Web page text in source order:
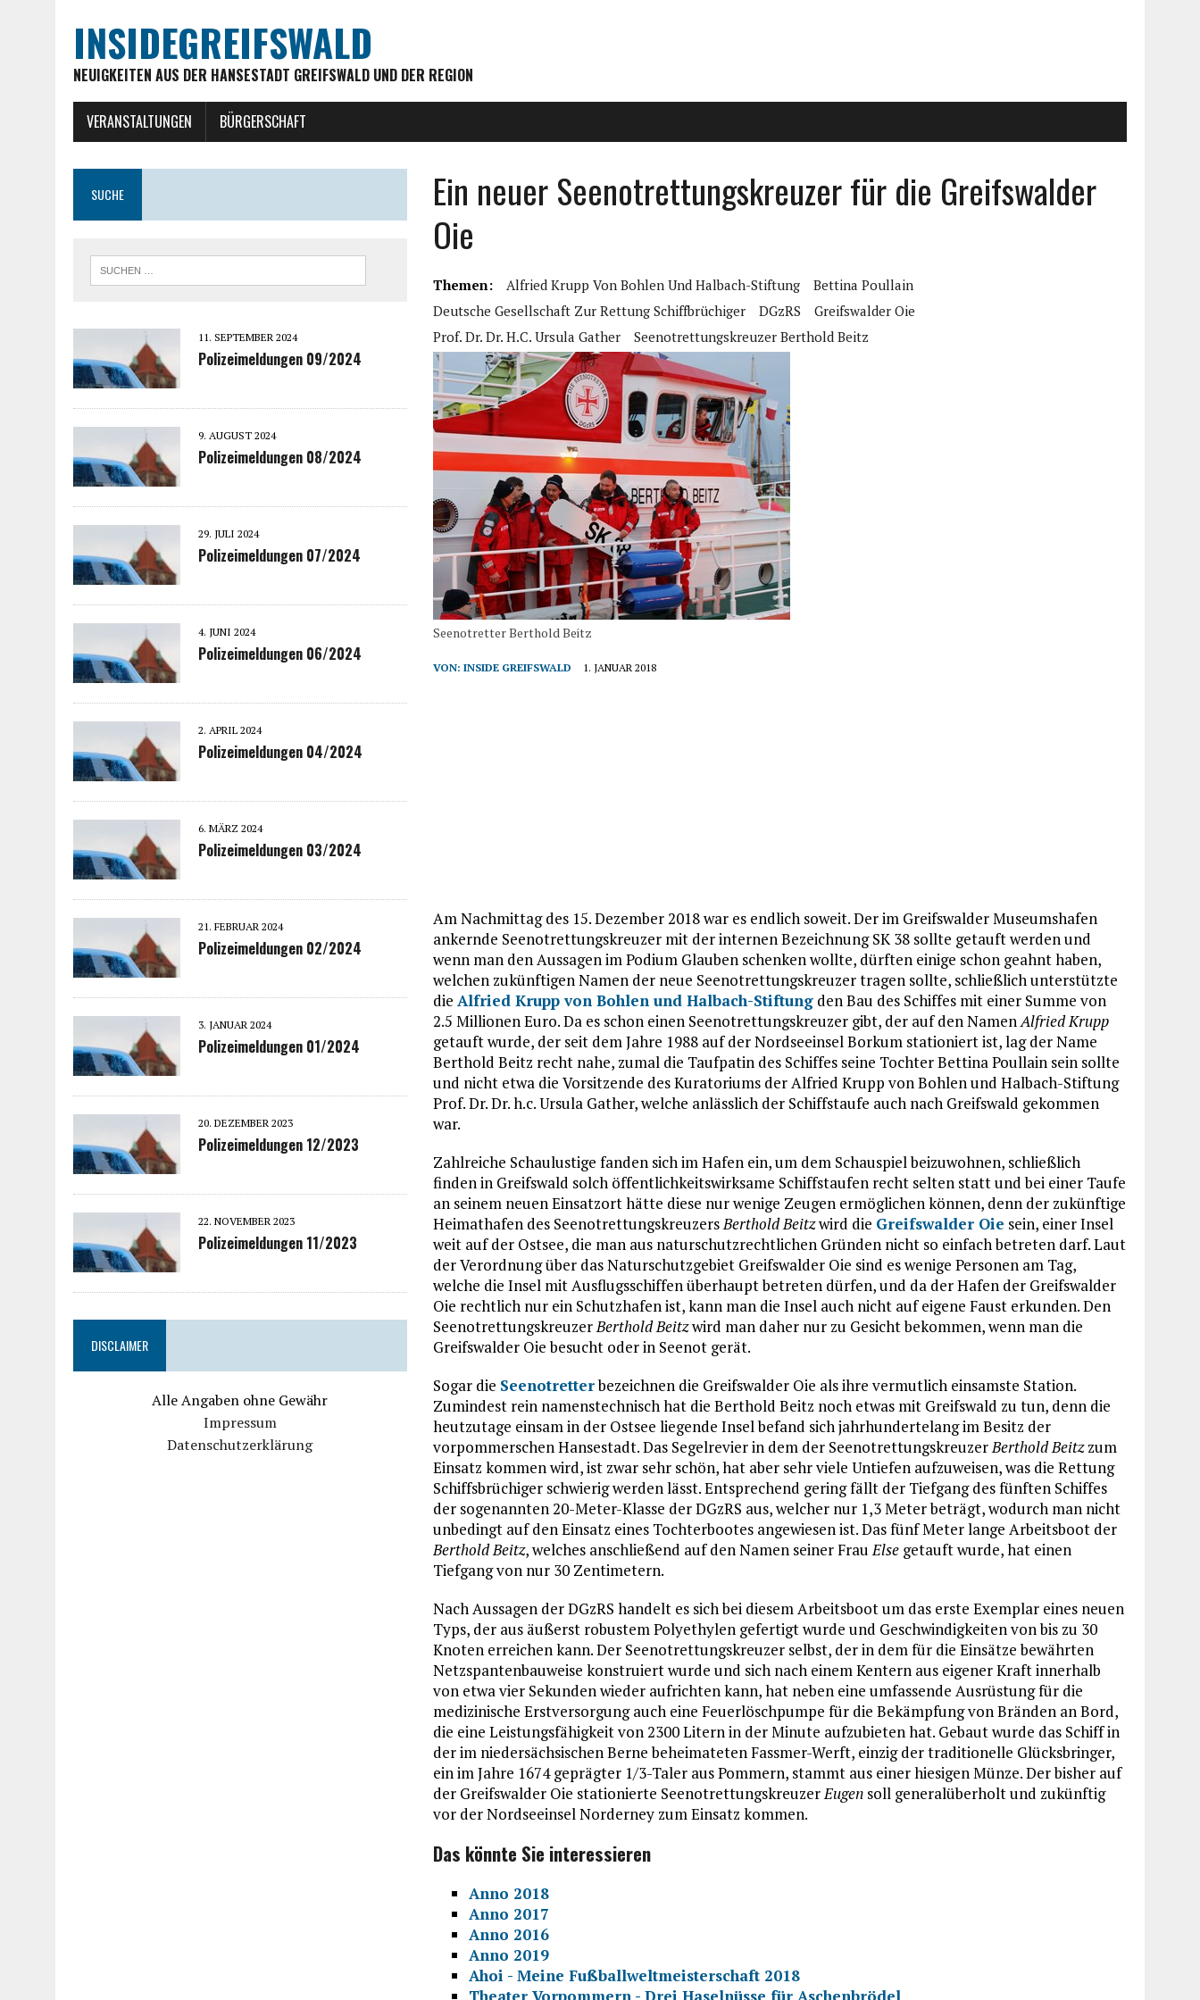
INSIDEGREIFSWALD
NEUIGKEITEN AUS DER HANSESTADT GREIFSWALD UND DER REGION
VERANSTALTUNGEN BÜRGERSCHAFT
Ein neuer Seenotrettungskreuzer für die Greifswalder
Oie
Themen: Alfried Krupp Von Bohlen Und Halbach-Stiftung
Bettina Poullain
Deutsche Gesellschaft Zur Rettung Schiffbrüchiger
DGzRS
Greifswalder Oie
Prof. Dr. Dr. H.c. Ursula Gather
Seenotrettungskreuzer Berthold Beitz
Seenotretter Berthold Beitz
VON:INSIDE GREIFSWALD 1. JANUAR 2018
Am Nachmittag des 15. Dezember 2018 war es endlich soweit. Der im Greifswalder Museumshafen
ankernde Seenotrettungskreuzer mit der internen Bezeichnung SK 38 sollte getauft werden und
wenn man den Aussagen im Podium Glauben schenken wollte, dürften einige schon geahnt haben,
welchen zukünftigen Namen der neue Seenotrettungskreuzer tragen sollte, schließlich unterstützte
dieAlfried Krupp von Bohlen und Halbach-Stiftung den Bau des Schiffes mit einer Summe von
2.5 Millionen Euro. Da es schon einen Seenotrettungskreuzer gibt, der auf den NamenAlfried Krupp
getauft wurde, der seit dem Jahre 1988 auf der Nordseeinsel Borkum stationiert ist, lag der Name
Berthold Beitz recht nahe, zumal die Taufpatin des Schiffes seine Tochter Bettina Poullain sein sollte
und nicht etwa die Vorsitzende des Kuratoriums der Alfried Krupp von Bohlen und Halbach-Stiftung
Prof. Dr. Dr. h.c. Ursula Gather, welche anlässlich der Schiffstaufe auch nach Greifswald gekommen
war.
Zahlreiche Schaulustige fanden sich im Hafen ein, um dem Schauspiel beizuwohnen, schließlich
finden in Greifswald solch öffentlichkeitswirksame Schiffstaufen recht selten statt und bei einer Taufe
an seinem neuen Einsatzort hätte diese nur wenige Zeugen ermöglichen können, denn der zukünftige
Heimathafen des SeenotrettungskreuzersBerthold Beitzwird die Greifswalder Oie sein, einer Insel
weit auf der Ostsee, die man aus naturschutzrechtlichen Gründen nicht so einfach betreten darf. Laut
der Verordnung über das Naturschutzgebiet Greifswalder Oie sind es wenige Personen am Tag,
welche die Insel mit Ausflugsschiffen überhaupt betreten dürfen, und da der Hafen der Greifswalder
Oie rechtlich nur ein Schutzhafen ist, kann man die Insel auch nicht auf eigene Faust erkunden. Den
SeenotrettungskreuzerBerthold Beitzwird man daher nur zu Gesicht bekommen, wenn man die
Greifswalder Oie besucht oder in Seenot gerät.
Sogar die Seenotretterbezeichnen die Greifswalder Oie als ihre vermutlich einsamste Station.
Zumindest rein namenstechnisch hat die Berthold Beitz noch etwas mit Greifswald zu tun, denn die
heutzutage einsam in der Ostsee liegende Insel befand sich jahrhundertelang im Besitz der
vorpommerschen Hansestadt. Das Segelrevier in dem der SeenotrettungskreuzerBerthold Beitzzum
Einsatz kommen wird, ist zwar sehr schön, hat aber sehr viele Untiefen aufzuweisen, was die Rettung
Schiffsbrüchiger schwierig werden lässt. Entsprechend gering fällt der Tiefgang des fünften Schiffes
der sogenannten 20-Meter-Klasse der DGzRS aus, welcher nur 1,3 Meter beträgt, wodurch man nicht
unbedingt auf den Einsatz eines Tochterbootes angewiesen ist. Das fünf Meter lange Arbeitsboot der
Berthold Beitz, welches anschließend auf den Namen seiner FrauElse getauft wurde, hat einen
Tiefgang von nur 30 Zentimetern.
Nach Aussagen der DGzRS handelt es sich bei diesem Arbeitsboot um das erste Exemplar eines neuen
Typs, der aus äußerst robustem Polyethylen gefertigt wurde und Geschwindigkeiten von bis zu 30
Knoten erreichen kann. Der Seenotrettungskreuzer selbst, der in dem für die Einsätze bewährten
Netzspantenbauweise konstruiert wurde und sich nach einem Kentern aus eigener Kraft innerhalb
von etwa vier Sekunden wieder aufrichten kann, hat neben eine umfassende Ausrüstung für die
medizinische Erstversorgung auch eine Feuerlöschpumpe für die Bekämpfung von Bränden an Bord,
die eine Leistungsfähigkeit von 2300 Litern in der Minute aufzubieten hat. Gebaut wurde das Schiff in
der im niedersächsischen Berne beheimateten Fassmer-Werft, einzig der traditionelle Glücksbringer,
ein im Jahre 1674 geprägter 1/3-Taler aus Pommern, stammt aus einer hiesigen Münze. Der bisher auf
der Greifswalder Oie stationierte SeenotrettungskreuzerEugen soll generalüberholt und zukünftig
vor der Nordseeinsel Norderney zum Einsatz kommen.
Das könnte Sie interessieren
Anno 2018
Anno 2017
Anno 2016
Anno 2019
Ahoi - Meine Fußballweltmeisterschaft 2018
SUCHE
11. SEPTEMBER 2024
Polizeimeldungen 09/2024
9. AUGUST 2024
Polizeimeldungen 08/2024
29. JULI 2024
Polizeimeldungen 07/2024
4. JUNI 2024
Polizeimeldungen 06/2024
2. APRIL 2024
Polizeimeldungen 04/2024
6. MÄRZ 2024
Polizeimeldungen 03/2024
21. FEBRUAR 2024
Polizeimeldungen 02/2024
3. JANUAR 2024
Polizeimeldungen 01/2024
20. DEZEMBER 2023
Polizeimeldungen 12/2023
22. NOVEMBER 2023
Polizeimeldungen 11/2023
DISCLAIMER
Alle Angaben ohne Gewähr
Impressum
Datenschutzerklärung